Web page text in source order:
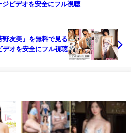
ジビデオを安全にフル視聴
野友美』を無料で見る
デオを安全にフル視聴